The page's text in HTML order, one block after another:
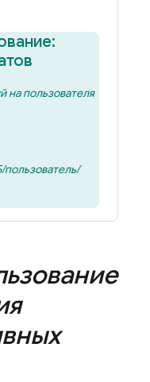
на пользователя